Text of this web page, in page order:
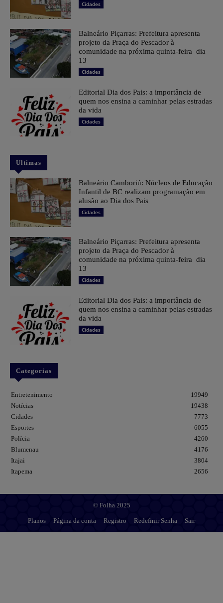
Cidades
Balneário Piçarras: Prefeitura apresenta
projeto da Praça do Pescador à
comunidade na próxima quinta-feira dia
13
Cidades
Editorial Dia dos Pais: a importância de
quem nos ensina a caminhar pelas estradas
da vida
Cidades
Ultimas
Balneário Camboriú: Núcleos de Educação
Infantil de BC realizam programação em
alusão ao Dia dos Pais
Cidades
Balneário Piçarras: Prefeitura apresenta
projeto da Praça do Pescador à
comunidade na próxima quinta-feira dia
13
Cidades
Editorial Dia dos Pais: a importância de
quem nos ensina a caminhar pelas estradas
da vida
Cidades
Categorias
Entretenimento
19949
Notícias
19438
Cidades
7773
Esportes
6055
Polícia
4260
Blumenau
4176
Itajai
3804
Itapema
2656
© Folha 2025
Planos Página da conta Registro Redefinir Senha Sair